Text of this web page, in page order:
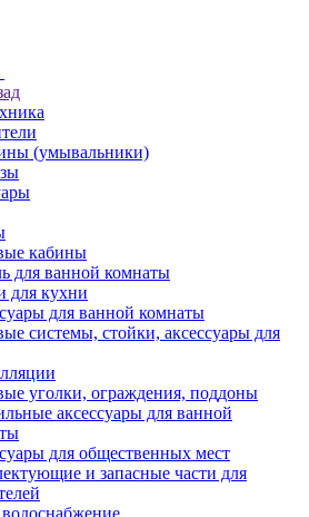
(умывальники)
кабины
для ванной комнаты
для кухни
для ванной комнаты
системы, стойки, аксессуары для
уголки, ограждения, поддоны
аксессуары для ванной
для общественных мест
и запасные части для